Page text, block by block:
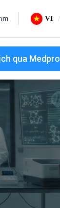
VI
qua Medpro